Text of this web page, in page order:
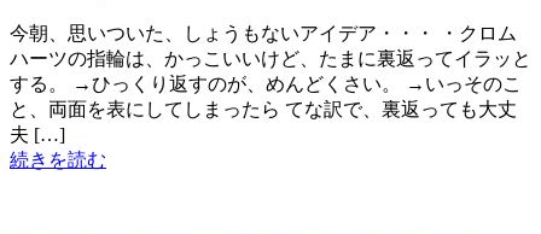
今朝、思いついた、しょうもないアイデア・・・ ・クロム
ハーツの指輪は、かっこいいけど、たまに裏返ってイラッと
する。 →ひっくり返すのが、めんどくさい。 →いっそのこ
と、両面を表にしてしまったら てな訳で、裏返っても大丈
夫 […]
続きを読む